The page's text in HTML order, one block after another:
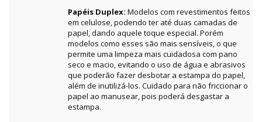
Papéis Duplex: Modelos com revestimentos feitos
em celulose, podendo ter até duas camadas de
papel, dando aquele toque especial. Porém
modelos como esses são mais sensíveis, o que
permite uma limpeza mais cuidadosa com pano
seco e macio, evitando o uso de água e abrasivos
que poderão fazer desbotar a estampa do papel,
além de inutilizá-los. Cuidado para não friccionar o
papel ao manusear, pois poderá desgastar a
estampa.